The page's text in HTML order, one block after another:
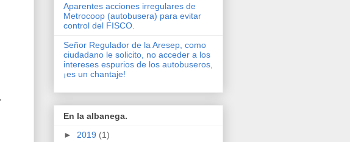
Aparentes acciones irregulares de
Metrocoop (autobusera) para evitar
control del FISCO.
Señor Regulador de la Aresep, como
ciudadano le solicito, no acceder a los
intereses espurios de los autobuseros,
¡es un chantaje!
En la albanega.
► 2019 (1)